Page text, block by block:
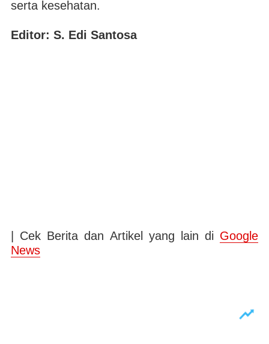
serta kesehatan.
Editor: S. Edi Santosa
| Cek Berita dan Artikel yang lain di Google
News